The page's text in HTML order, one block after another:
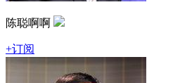
陈聪啊啊
+订阅